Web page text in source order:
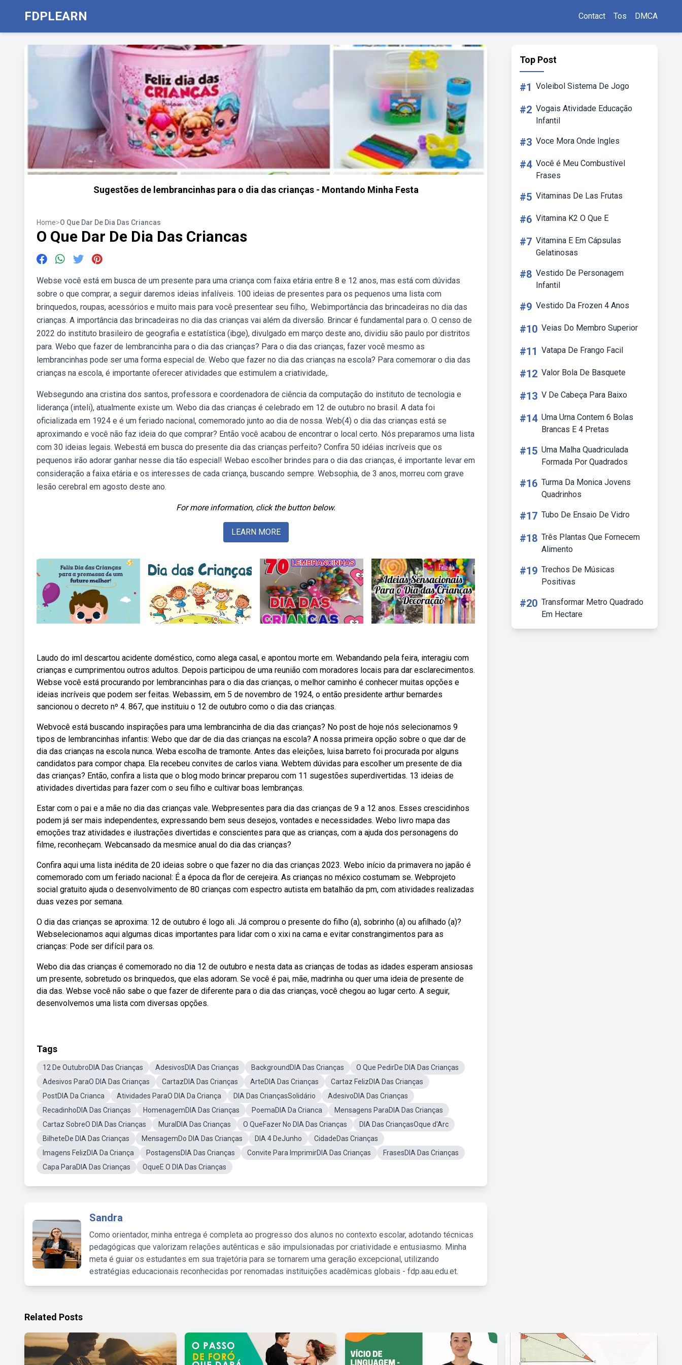
FDPLEARN Contact Tos DMCA
Sugestões de lembrancinhas para o dia das crianças - Montando Minha Festa
Home>O Que Dar De Dia Das Criancas
O Que Dar De Dia Das Criancas
Webse você está em busca de um presente para uma criança com faixa etária entre 8 e 12 anos, mas está com dúvidas
sobre o que comprar, a seguir daremos ideias infalíveis. 100 ideias de presentes para os pequenos uma lista com
brinquedos, roupas, acessórios e muito mais para você presentear seu filho,. Webimportância das brincadeiras no dia das
crianças. A importância das brincadeiras no dia das crianças vai além da diversão. Brincar é fundamental para o. O censo de
2022 do instituto brasileiro de geografia e estatística (ibge), divulgado em março deste ano, dividiu são paulo por distritos
para. Webo que fazer de lembrancinha para o dia das crianças? Para o dia das crianças, fazer você mesmo as
lembrancinhas pode ser uma forma especial de. Webo que fazer no dia das crianças na escola? Para comemorar o dia das
crianças na escola, é importante oferecer atividades que estimulem a criatividade,.
Websegundo ana cristina dos santos, professora e coordenadora de ciência da computação do instituto de tecnologia e
liderança (inteli), atualmente existe um. Webo dia das crianças é celebrado em 12 de outubro no brasil. A data foi
oficializada em 1924 e é um feriado nacional, comemorado junto ao dia de nossa. Web(4) o dia das crianças está se
aproximando e você não faz ideia do que comprar? Então você acabou de encontrar o local certo. Nós preparamos uma lista
com 30 ideias legais. Webestá em busca do presente dia das crianças perfeito? Confira 50 idéias incríveis que os
pequenos irão adorar ganhar nesse dia tão especial! Webao escolher brindes para o dia das crianças, é importante levar em
consideração a faixa etária e os interesses de cada criança, buscando sempre. Websophia, de 3 anos, morreu com grave
lesão cerebral em agosto deste ano.
For more information, click the button below.
LEARN MORE
Laudo do iml descartou acidente doméstico, como alega casal, e apontou morte em. Webandando pela feira, interagiu com
crianças e cumprimentou outros adultos. Depois participou de uma reunião com moradores locais para dar esclarecimentos.
Webse você está procurando por lembrancinhas para o dia das crianças, o melhor caminho é conhecer muitas opções e
ideias incríveis que podem ser feitas. Webassim, em 5 de novembro de 1924, o então presidente arthur bernardes
sancionou o decreto nº 4. 867, que instituiu o 12 de outubro como o dia das crianças.
Webvocê está buscando inspirações para uma lembrancinha de dia das crianças? No post de hoje nós selecionamos 9
tipos de lembrancinhas infantis: Webo que dar de dia das crianças na escola? A nossa primeira opção sobre o que dar de
dia das crianças na escola nunca. Weba escolha de tramonte. Antes das eleições, luisa barreto foi procurada por alguns
candidatos para compor chapa. Ela recebeu convites de carlos viana. Webtem dúvidas para escolher um presente de dia
das crianças? Então, confira a lista que o blog modo brincar preparou com 11 sugestões superdivertidas. 13 ideias de
atividades divertidas para fazer com o seu filho e cultivar boas lembranças.
Estar com o pai e a mãe no dia das crianças vale. Webpresentes para dia das crianças de 9 a 12 anos. Esses crescidinhos
podem já ser mais independentes, expressando bem seus desejos, vontades e necessidades. Webo livro mapa das
emoções traz atividades e ilustrações divertidas e conscientes para que as crianças, com a ajuda dos personagens do
filme, reconheçam. Webcansado da mesmice anual do dia das crianças?
Confira aqui uma lista inédita de 20 ideias sobre o que fazer no dia das crianças 2023. Webo início da primavera no japão é
comemorado com um feriado nacional: É a época da flor de cerejeira. As crianças no méxico costumam se. Webprojeto
social gratuito ajuda o desenvolvimento de 80 crianças com espectro autista em batalhão da pm, com atividades realizadas
duas vezes por semana.
O dia das crianças se aproxima: 12 de outubro é logo ali. Já comprou o presente do filho (a), sobrinho (a) ou afilhado (a)?
Webselecionamos aqui algumas dicas importantes para lidar com o xixi na cama e evitar constrangimentos para as
crianças: Pode ser difícil para os.
Webo dia das crianças é comemorado no dia 12 de outubro e nesta data as crianças de todas as idades esperam ansiosas
um presente, sobretudo os brinquedos, que elas adoram. Se você é pai, mãe, madrinha ou quer uma ideia de presente de
dia das. Webse você não sabe o que fazer de diferente para o dia das crianças, você chegou ao lugar certo. A seguir,
desenvolvemos uma lista com diversas opções.
Tags
12 De OutubroDIA Das Crianças AdesivosDIA Das Crianças BackgroundDIA Das Crianças
O Que PedirDe DIA Das Crianças
Adesivos ParaO DIA Das Crianças
CartazDIA Das Crianças ArteDIA Das Crianças
Cartaz FelizDIA Das Crianças
PostDIA Da Crianca
Atividades ParaO DIA Da Criança DIA Das CriançasSolidário
AdesivoDIA Das Crianças
RecadinhoDIA Das Crianças
HomenagemDIA Das Crianças PoemaDIA Da Crianca
Mensagens ParaDIA Das Crianças
Cartaz SobreO DIA Das Crianças
MuralDIA Das Crianças O QueFazer No DIA Das Crianças
DIA Das CriançasOque d'Arc
BilheteDe DIA Das Crianças
MensagemDo DIA Das Crianças DIA 4 DeJunho
CidadeDas Crianças
Imagens FelizDIA Da Criança
PostagensDIA Das Crianças Convite Para ImprimirDIA Das Crianças
FrasesDIA Das Crianças
Capa ParaDIA Das Crianças
OqueE O DIA Das Crianças
Sandra
Como orientador, minha entrega é completa ao progresso dos alunos no contexto escolar, adotando técnicas
pedagógicas que valorizam relações autênticas e são impulsionadas por criatividade e entusiasmo. Minha
meta é guiar os estudantes em sua trajetória para se tornarem uma geração excepcional, utilizando
estratégias educacionais reconhecidas por renomadas instituições acadêmicas globais - fdp.aau.edu.et.
Top Post
#1 Voleibol Sistema De Jogo
#2 Vogais Atividade Educação
Infantil
#3 Voce Mora Onde Ingles
#4 Você é Meu Combustível
Frases
#5 Vitaminas De Las Frutas
#6 Vitamina K2 O Que E
#7 Vitamina E Em Cápsulas
Gelatinosas
#8 Vestido De Personagem
Infantil
#9 Vestido Da Frozen 4 Anos
#10 Veias Do Membro Superior
#11 Vatapa De Frango Facil
#12 Valor Bola De Basquete
#13 V De Cabeça Para Baixo
#14 Uma Urna Contem 6 Bolas
Brancas E 4 Pretas
#15 Uma Malha Quadriculada
Formada Por Quadrados
#16 Turma Da Monica Jovens
Quadrinhos
#17 Tubo De Ensaio De Vidro
#18 Três Plantas Que Fornecem
Alimento
#19 Trechos De Músicas
Positivas
#20 Transformar Metro Quadrado
Em Hectare
Related Posts